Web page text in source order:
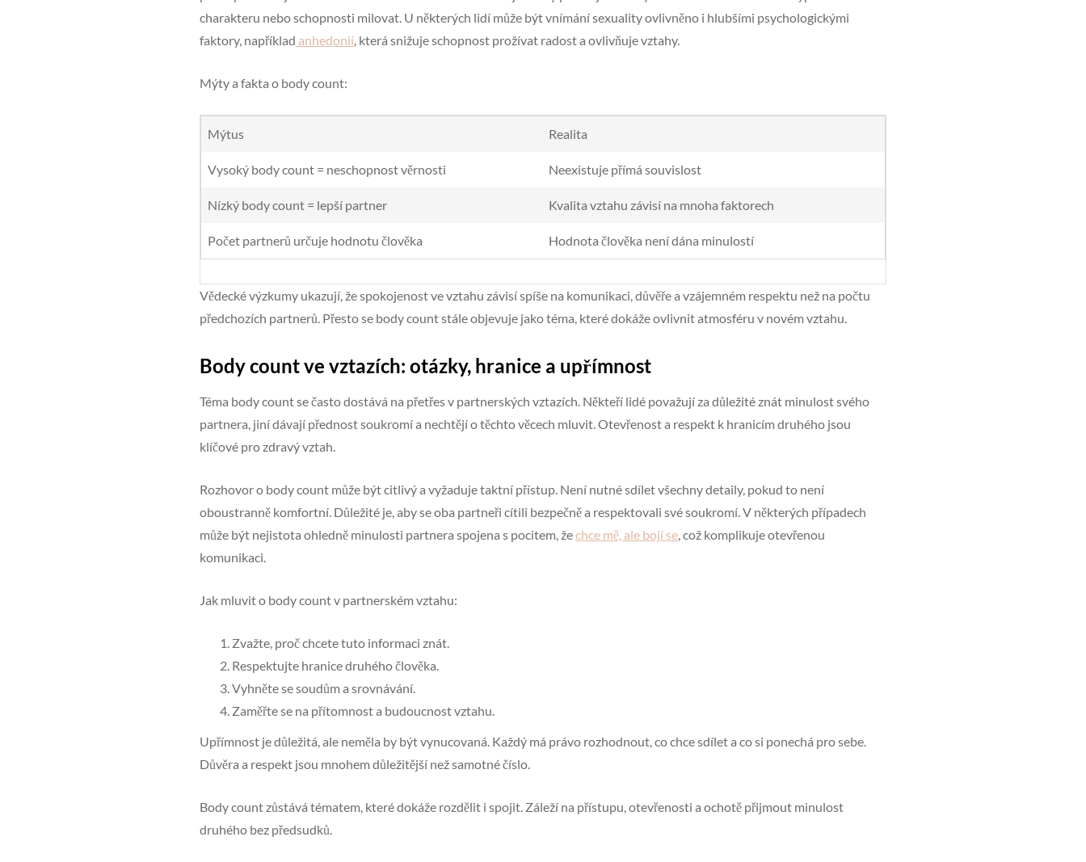
charakteru nebo schopnosti milovat. U některých lidí může být vnímání sexuality ovlivněno i hlubšími psychologickými
faktory, například anhedonií, která snižuje schopnost prožívat radost a ovlivňuje vztahy.
Mýty a fakta o body count:
Mýtus Realita
Vysoký body count = neschopnost věrnosti Neexistuje přímá souvislost
Nízký body count = lepší partner Kvalita vztahu závisí na mnoha faktorech
Počet partnerů určuje hodnotu člověka Hodnota člověka není dána minulostí
Vědecké výzkumy ukazují, že spokojenost ve vztahu závisí spíše na komunikaci, důvěře a vzájemném respektu než na počtu
předchozích partnerů. Přesto se body count stále objevuje jako téma, které dokáže ovlivnit atmosféru v novém vztahu.
Body count ve vztazích: otázky, hranice a upřímnost
Téma body count se často dostává na přetřes v partnerských vztazích. Někteří lidé považují za důležité znát minulost svého
partnera, jiní dávají přednost soukromí a nechtějí o těchto věcech mluvit. Otevřenost a respekt k hranicím druhého jsou
klíčové pro zdravý vztah.
Rozhovor o body count může být citlivý a vyžaduje taktní přístup. Není nutné sdílet všechny detaily, pokud to není
oboustranně komfortní. Důležité je, aby se oba partneři cítili bezpečně a respektovali své soukromí. V některých případech
může být nejistota ohledně minulosti partnera spojena s pocitem, žechce mě, ale bojí se, což komplikuje otevřenou
komunikaci.
Jak mluvit o body count v partnerském vztahu:
Zvažte, proč chcete tuto informaci znát.
Respektujte hranice druhého člověka.
Vyhněte se soudům a srovnávání.
Zaměřte se na přítomnost a budoucnost vztahu.
Upřímnost je důležitá, ale neměla by být vynucovaná. Každý má právo rozhodnout, co chce sdílet a co si ponechá pro sebe.
Důvěra a respekt jsou mnohem důležitější než samotné číslo.
Body count zůstává tématem, které dokáže rozdělit i spojit. Záleží na přístupu, otevřenosti a ochotě přijmout minulost
druhého bez předsudků.